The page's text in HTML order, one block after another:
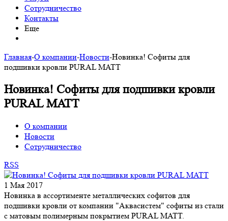
Сотрудничество
Контакты
Еще
Главная-О компании-Новости-Новинка! Софиты для
подшивки кровли PURAL MATT
Новинка! Софиты для подшивки кровли
PURAL MATT
О компании
Новости
Сотрудничество
RSS
1 Мая 2017
Новинка в ассортименте металлических софитов для
подшивки кровли от компании "Аквасистем" софиты из стали
с матовым полимерным покрытием PURAL MATT.